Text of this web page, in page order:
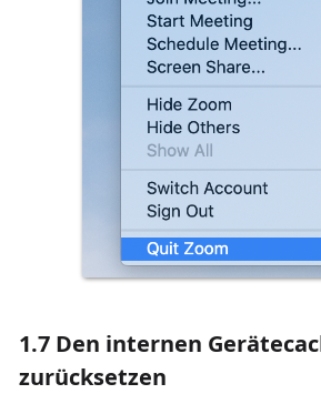
1.7 Den internen
zurücksetzen